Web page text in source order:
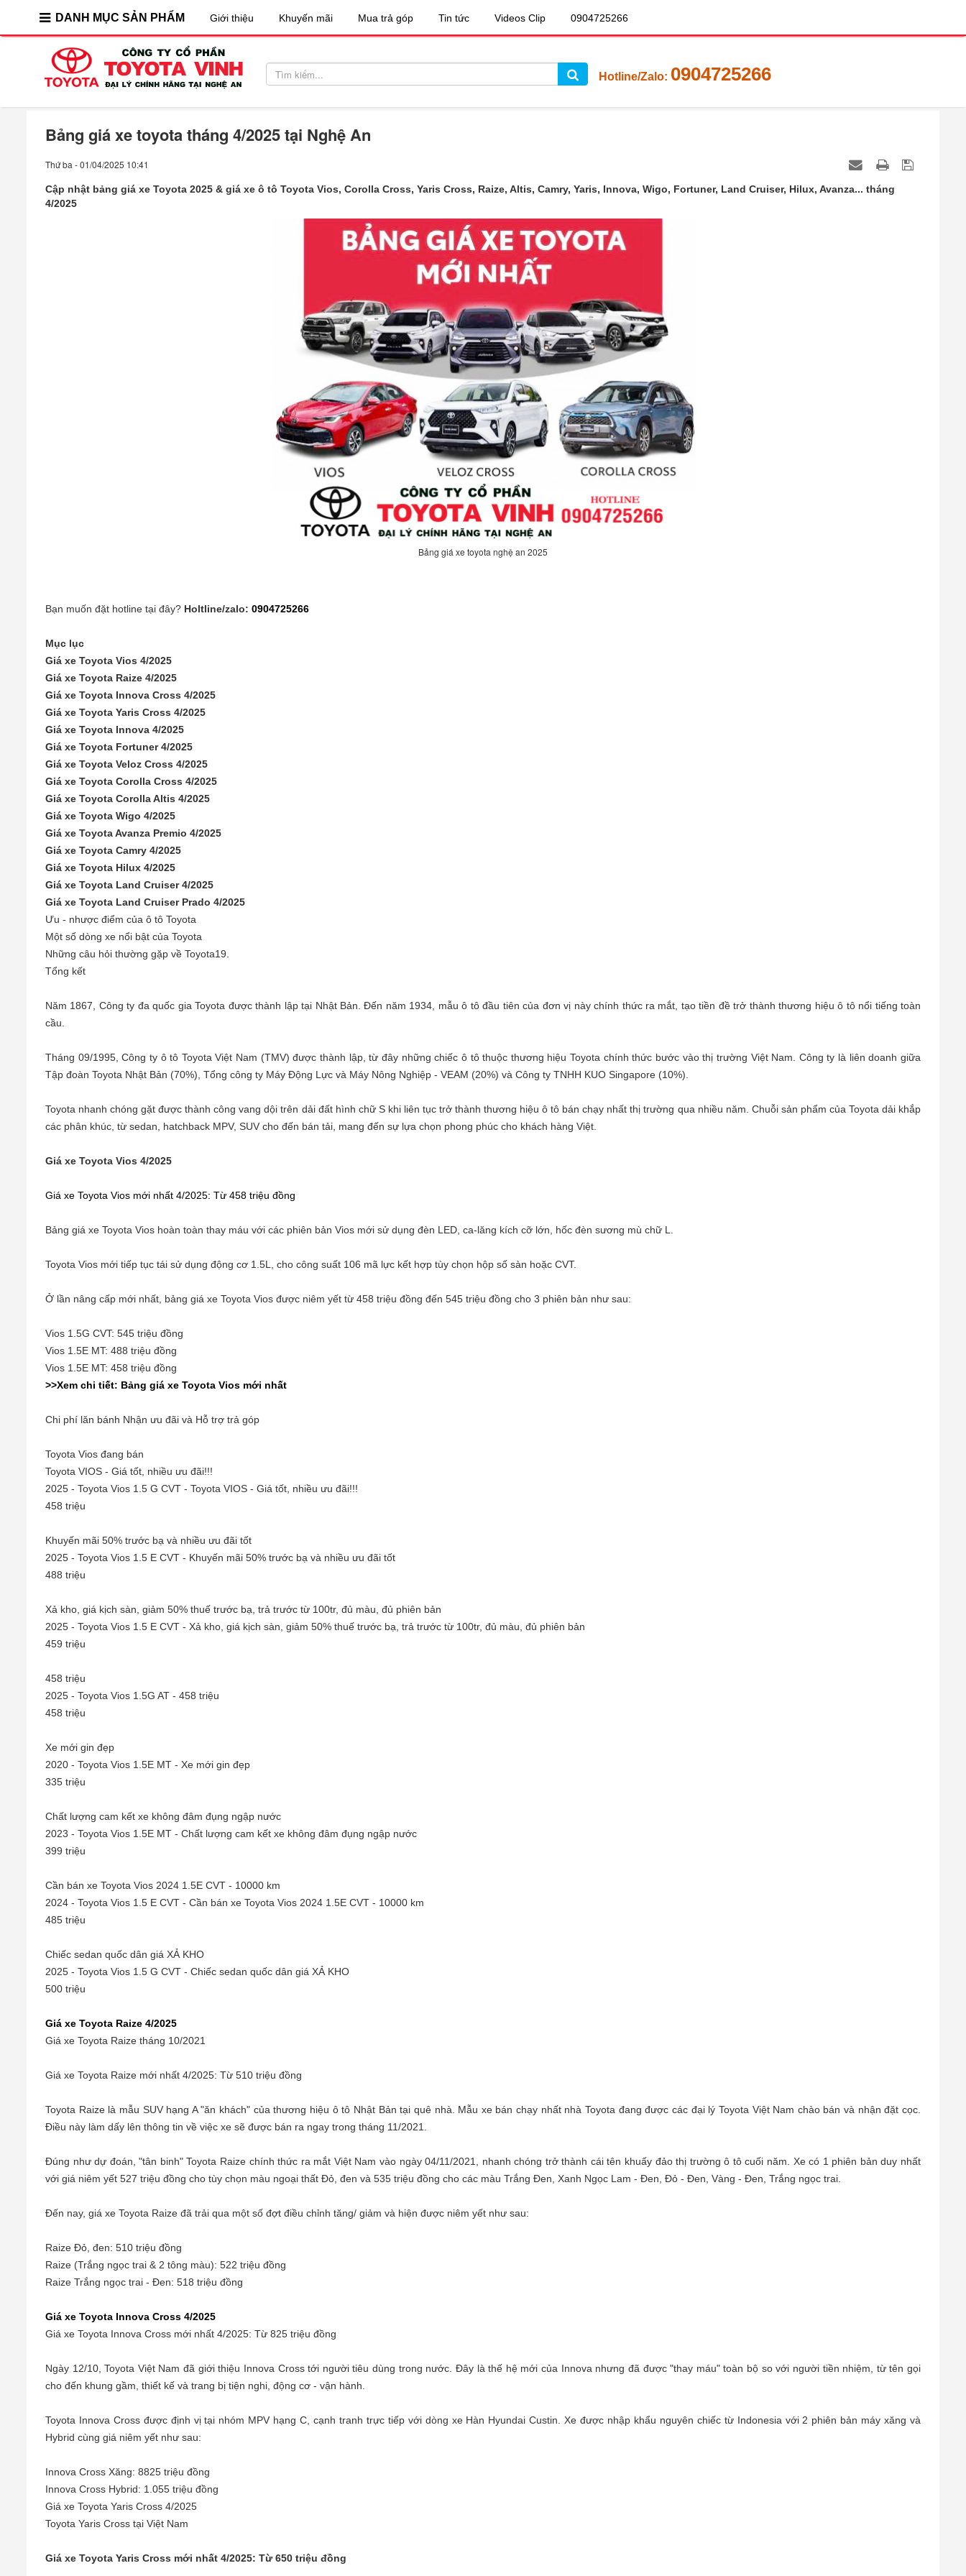
DANH MỤC SẢN PHẨM Giới thiệu Khuyến mãi Mua trả góp Tin tức Videos Clip 0904725266
Hotline/Zalo: 0904725266
Bảng giá xe toyota tháng 4/2025 tại Nghệ An
Thứ ba - 01/04/2025 10:41
Cập nhật bảng giá xe Toyota 2025 & giá xe ô tô Toyota Vios, Corolla Cross, Yaris Cross, Raize, Altis, Camry, Yaris, Innova, Wigo, Fortuner, Land Cruiser, Hilux, Avanza... tháng
4/2025
Bảng giá xe toyota nghệ an 2025
Bạn muốn đặt hotline tại đây? Holtline/zalo: 0904725266
Mục lục
Giá xe Toyota Vios 4/2025
Giá xe Toyota Raize 4/2025
Giá xe Toyota Innova Cross 4/2025
Giá xe Toyota Yaris Cross 4/2025
Giá xe Toyota Innova 4/2025
Giá xe Toyota Fortuner 4/2025
Giá xe Toyota Veloz Cross​ 4/2025
Giá xe Toyota Corolla Cross 4/2025
Giá xe Toyota Corolla Altis 4/2025
Giá xe Toyota Wigo​ 4/2025
Giá xe Toyota Avanza​ Premio 4/2025
Giá xe Toyota Camry 4/2025
Giá xe Toyota Hilux 4/2025
Giá xe Toyota Land Cruiser 4/2025
Giá xe Toyota Land Cruiser Prado 4/2025
Ưu - nhược điểm của ô tô Toyota
Một số dòng xe nổi bật của Toyota
Những câu hỏi thường gặp về Toyota19.
Tổng kết
Năm 1867, Công ty đa quốc gia Toyota được thành lập tại Nhật Bản. Đến năm 1934, mẫu ô tô đầu tiên của đơn vị này chính thức ra mắt, tạo tiền đề trở thành thương hiệu ô tô nổi tiếng toàn
cầu.
Tháng 09/1995, Công ty ô tô Toyota Việt Nam (TMV) được thành lập, từ đây những chiếc ô tô thuộc thương hiệu Toyota chính thức bước vào thị trường Việt Nam. Công ty là liên doanh giữa
Tập đoàn Toyota Nhật Bản (70%), Tổng công ty Máy Động Lực và Máy Nông Nghiệp - VEAM (20%) và Công ty TNHH KUO Singapore (10%).
Toyota nhanh chóng gặt được thành công vang dội trên dải đất hình chữ S khi liên tục trở thành thương hiệu ô tô bán chạy nhất thị trường qua nhiều năm. Chuỗi sản phẩm của Toyota dải khắp
các phân khúc, từ sedan, hatchback MPV, SUV cho đến bán tải, mang đến sự lựa chọn phong phúc cho khách hàng Việt.
Giá xe Toyota Vios 4/2025
Giá xe Toyota Vios mới nhất 4/2025: Từ 458 triệu đồng
Bảng giá xe Toyota Vios hoàn toàn thay máu với các phiên bản Vios mới sử dụng đèn LED, ca-lăng kích cỡ lớn, hốc đèn sương mù chữ L.
Toyota Vios mới tiếp tục tái sử dụng động cơ 1.5L, cho công suất 106 mã lực kết hợp tùy chọn hộp số sàn hoặc CVT.
Ở lần nâng cấp mới nhất, bảng giá xe Toyota Vios được niêm yết từ 458 triệu đồng đến 545 triệu đồng cho 3 phiên bản như sau:
Vios 1.5G CVT: 545 triệu đồng
Vios 1.5E MT: 488 triệu đồng
Vios 1.5E MT: 458 triệu đồng
>>Xem chi tiết: Bảng giá xe Toyota Vios mới nhất
Chi phí lăn bánh Nhận ưu đãi và Hỗ trợ trả góp
Toyota Vios đang bán
Toyota VIOS - Giá tốt, nhiều ưu đãi!!!
2025 - Toyota Vios 1.5 G CVT - Toyota VIOS - Giá tốt, nhiều ưu đãi!!!
458 triệu
Khuyến mãi 50% trước bạ và nhiều ưu đãi tốt
2025 - Toyota Vios 1.5 E CVT - Khuyến mãi 50% trước bạ và nhiều ưu đãi tốt
488 triệu
Xả kho, giá kịch sàn, giảm 50% thuế trước bạ, trả trước từ 100tr, đủ màu, đủ phiên bản
2025 - Toyota Vios 1.5 E CVT - Xả kho, giá kịch sàn, giảm 50% thuế trước bạ, trả trước từ 100tr, đủ màu, đủ phiên bản
459 triệu
458 triệu
2025 - Toyota Vios 1.5G AT - 458 triệu
458 triệu
Xe mới gin đẹp
2020 - Toyota Vios 1.5E MT - Xe mới gin đẹp
335 triệu
Chất lượng cam kết xe không đâm đụng ngập nước
2023 - Toyota Vios 1.5E MT - Chất lượng cam kết xe không đâm đụng ngập nước
399 triệu
Cần bán xe Toyota Vios 2024 1.5E CVT - 10000 km
2024 - Toyota Vios 1.5 E CVT - Cần bán xe Toyota Vios 2024 1.5E CVT - 10000 km
485 triệu
Chiếc sedan quốc dân giá XẢ KHO
2025 - Toyota Vios 1.5 G CVT - Chiếc sedan quốc dân giá XẢ KHO
500 triệu
Giá xe Toyota Raize 4/2025
Giá xe Toyota Raize tháng 10/2021
Giá xe Toyota Raize mới nhất 4/2025: Từ 510 triệu đồng
Toyota Raize là mẫu SUV hạng A "ăn khách" của thương hiệu ô tô Nhật Bản tại quê nhà. Mẫu xe bán chạy nhất nhà Toyota đang được các đại lý Toyota Việt Nam chào bán và nhận đặt cọc.
Điều này làm dấy lên thông tin về việc xe sẽ được bán ra ngay trong tháng 11/2021.
Đúng như dự đoán, "tân binh" Toyota Raize chính thức ra mắt Việt Nam vào ngày 04/11/2021, nhanh chóng trở thành cái tên khuấy đảo thị trường ô tô cuối năm. Xe có 1 phiên bản duy nhất
với giá niêm yết 527 triệu đồng cho tùy chọn màu ngoại thất Đỏ, đen và 535 triệu đồng cho các màu Trắng Đen, Xanh Ngọc Lam - Đen, Đỏ - Đen, Vàng - Đen, Trắng ngọc trai.
Đến nay, giá xe Toyota Raize đã trải qua một số đợt điều chỉnh tăng/ giảm và hiện được niêm yết như sau:
Raize Đỏ, đen: 510 triệu đồng
Raize (Trắng ngọc trai & 2 tông màu): 522 triệu đồng
Raize Trắng ngọc trai - Đen: 518 triệu đồng
Giá xe Toyota Innova Cross 4/2025
Giá xe Toyota Innova Cross mới nhất 4/2025: Từ 825 triệu đồng
Ngày 12/10, Toyota Việt Nam đã giới thiệu Innova Cross tới người tiêu dùng trong nước. Đây là thế hệ mới của Innova nhưng đã được "thay máu" toàn bộ so với người tiền nhiệm, từ tên gọi
cho đến khung gầm, thiết kế và trang bị tiện nghi, động cơ - vận hành.
Toyota Innova Cross được định vị tại nhóm MPV hạng C, cạnh tranh trực tiếp với dòng xe Hàn Hyundai Custin. Xe được nhập khẩu nguyên chiếc từ Indonesia với 2 phiên bản máy xăng và
Hybrid cùng giá niêm yết như sau:
Innova Cross Xăng: 8825 triệu đồng
Innova Cross Hybrid: 1.055 triệu đồng
Giá xe Toyota Yaris Cross 4/2025
Toyota Yaris Cross tại Việt Nam
Giá xe Toyota Yaris Cross mới nhất 4/2025: Từ 650 triệu đồng